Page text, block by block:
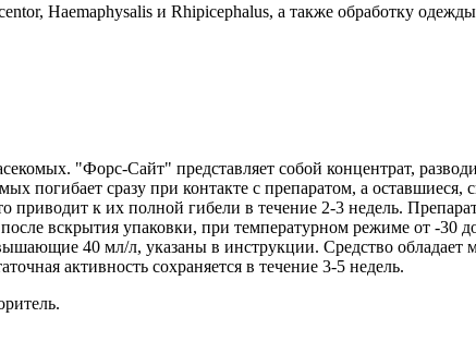
Haemaphysalis и Rhipicephalus, а также обработку
"Форс-Сайт" представляет собой концентрат,
погибает сразу при контакте с препаратом, а
приводит к их полной гибели в течение 2-3 недель.
вскрытия упаковки, при температурном режиме от -30
40 мл/л, указаны в инструкции. Средство
активность сохраняется в течение 3-5 недель.